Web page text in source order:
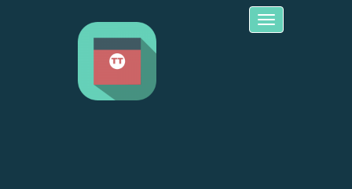
Toggle
navigation